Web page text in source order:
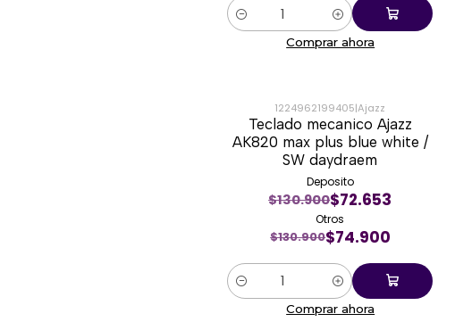
Cantidad
Comprar ahora
-43%
1224962199405|Ajazz
Teclado mecanico Ajazz
AK820 max plus blue white /
SW daydraem
Deposito
$130.900$72.653
Otros
$130.900$74.900
Cantidad
Comprar ahora